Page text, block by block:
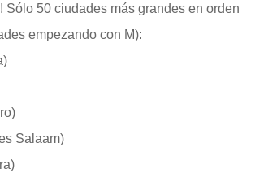
Sólo 50 ciudades más grandes en orden
empezando con M):
Salaam)